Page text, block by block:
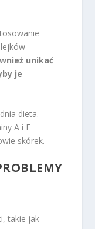
unikać
je
dieta.
A i E
skórek.
takie jak